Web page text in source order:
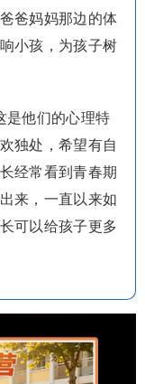
爸妈妈那边的体
小孩，为孩子树
是他们的心理特
独处，希望有自
经常看到青春期
来，一直以来如
可以给孩子更多